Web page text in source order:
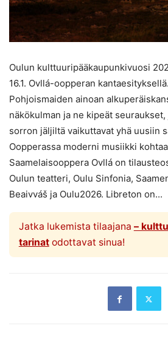
Oulun kulttuuripääkaupunkivuosi
16.1. Ovllá-oopperan
Pohjoismaiden ainoan
näkökulman ja ne kipeät
sorron jäljiltä vaikuttavat yhä uusiin
Oopperassa moderni musiikki
Saamelaisooppera Ovllá on
Oulun teatteri, Oulu Sinfonia,
Beaivváš ja Oulu2026. Libreton on...
Jatka lukemista tilaajana –
tarinatodottavat sinua!